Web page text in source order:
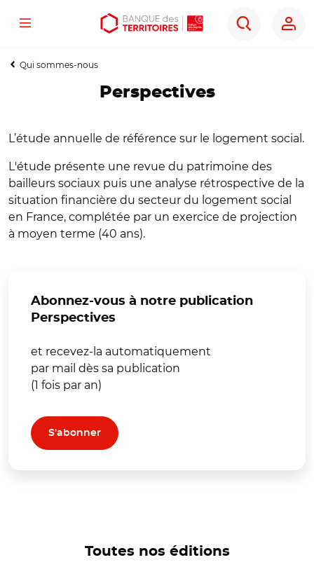
Aller
contenu
Aller
menu
Ouvrir
outils
Menu
Rechercher
Qui sommes-nous
Perspectives
L’étude annuelle de référence sur le logement social.
L'étude présente une revue du patrimoine des
bailleurs sociaux puis une analyse rétrospective de la
situation financière du secteur du logement social
en France, complétée par un exercice de projection
à moyen terme (40 ans).
Abonnez-vous à notre publication
Perspectives
et recevez-la automatiquement
par mail dès sa publication
(1 fois par an)
S'abonner
Toutes nos éditions